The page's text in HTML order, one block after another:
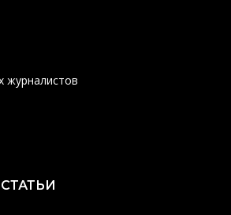
журналистов